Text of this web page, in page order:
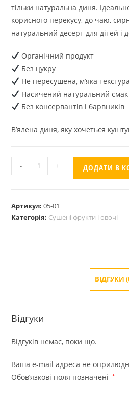
тільки натуральна диня.
корисного перекусу, до чаю,
натуральний десерт для дітей і
Органічний продукт
Без цукру
Не пересушена, м’яка текстура
Насичений натуральний
Без консервантів і барвників
В’ялена диня, яку хочеться
В'ялена
диня
- + ДОДАТИ В
Артикул:05-01
Категорія: Сушені фрукти і овочі
ВІДГУКИ
Відгуки
Відгуків немає, поки що.
Ваша e-mail адреса не
Обов’язкові поля позначені
*